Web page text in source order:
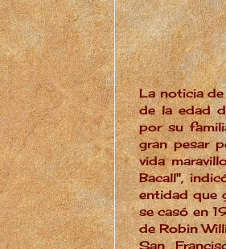
La noticia
de la edad
por su
gran pesar
vida
Bacall",
entidad que
se casó en
de Robin
San